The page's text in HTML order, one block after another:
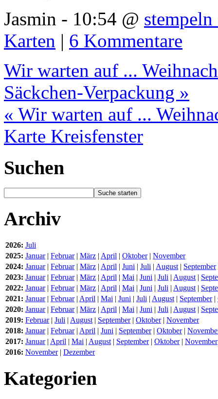
Jasmin - 10:54 @
Karten | 6 Kommentare
Wir warten auf ...
Säckchen-Verpackung »
« Wir warten auf ...
Karte Kreisfenster
Suchen
Archiv
2026: Juli
2025: Januar| Februar| März | April | Oktober| November
2024: Januar| Februar| März | April | Juni | Juli | August | September
2023: Januar| Februar| März | April | Mai | Juni | Juli | August |
2022: Januar| Februar| März | April | Mai | Juni | Juli | August |
2021: Januar| Februar| April | Mai | Juni | Juli | August | September|
2020: Januar| Februar| März | April | Mai | Juni | Juli | August |
2019: Februar| Juli | August | September| Oktober| November
2018: Januar| Februar| April | Juni | September| Oktober|
2017: Januar| April | Mai | August | September| Oktober| November
2016: November| Dezember
Kategorien